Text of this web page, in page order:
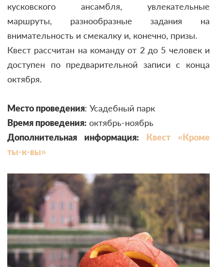
кусковского ансамбля, увлекательные
маршруты, разнообразные задания на
внимательность и смекалку и, конечно, призы.
Квест рассчитан на команду от 2 до 5 человек и
доступен по предварительной записи с конца
октября.
Место проведения: Усадебный парк
Время проведения: октябрь-ноябрь
Дополнительная информация:
Квест «Кроме
ты-к-вы»